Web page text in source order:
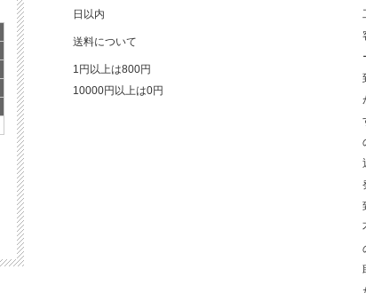
日以内
送料について
1円以上は800円
10000円以上は0円